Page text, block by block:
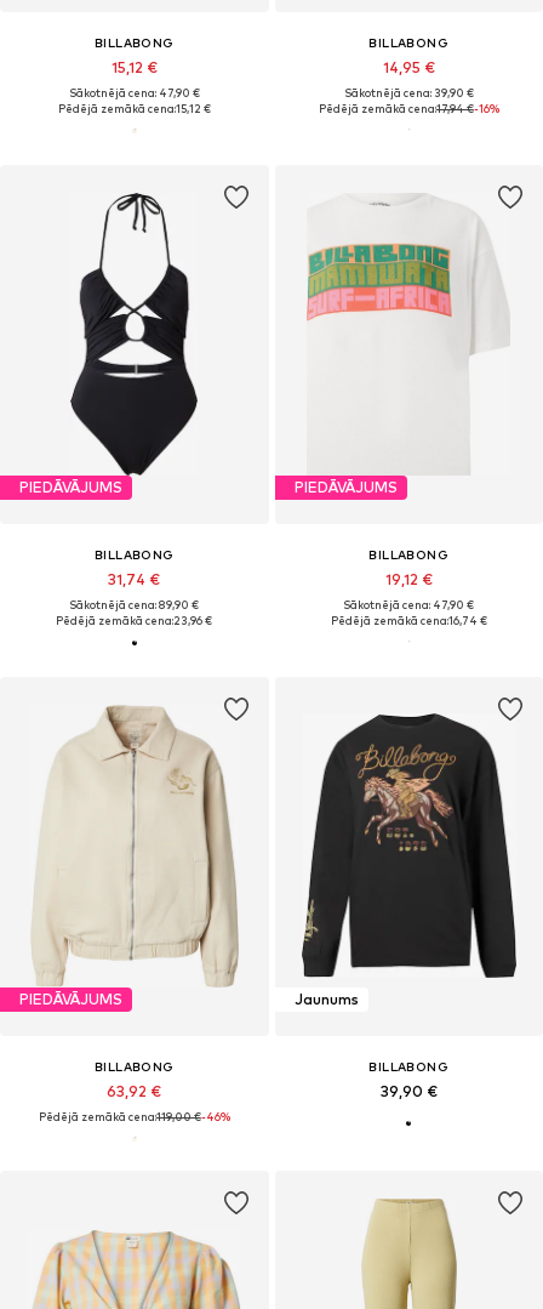
BILLABONG
15,12 €
Sākotnējā cena: 47,90 €
Pēdējā zemākā cena:15,12 €
BILLABONG
14,95 €
Sākotnējā cena: 39,90 €
Pēdējā zemākā cena:17,94 €-16%
PIEDĀVĀJUMS
BILLABONG
31,74 €
Sākotnējā cena: 89,90 €
Pēdējā zemākā cena:23,96 €
PIEDĀVĀJUMS
BILLABONG
19,12 €
Sākotnējā cena: 47,90 €
Pēdējā zemākā cena:16,74 €
PIEDĀVĀJUMS
BILLABONG
63,92 €
Pēdējā zemākā cena:119,00 €-46%
Jaunums
BILLABONG
39,90 €